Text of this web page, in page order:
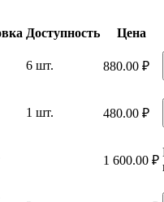
Доступность
Цена
6 шт. 880.00 ₽
1 шт. 480.00 ₽
1 600.00 ₽